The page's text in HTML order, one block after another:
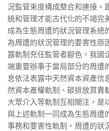
況監管束度構成整合和連接。
統和管理才能古代化的不竭完
成為生態周遭的狀況管理系統
為周遭的狀況管理的要害性原
露軌制充任監管者腳色，我國
端重要辦事于當局部分的周遭
息依法表露中天然資本資產信
然資本產權軌制、碳排放買賣
大眾介入等軌制互相關注，是
與上述軌制一同成為生態周遭
事務和要害性軌制。周遭的狀